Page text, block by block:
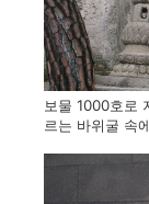
보물 1000호로
르는 바위굴 속